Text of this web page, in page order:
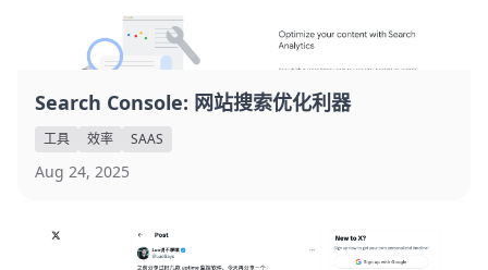
Search Console: 网站搜索优化利器
工具 效率 SAAS
Aug 24, 2025